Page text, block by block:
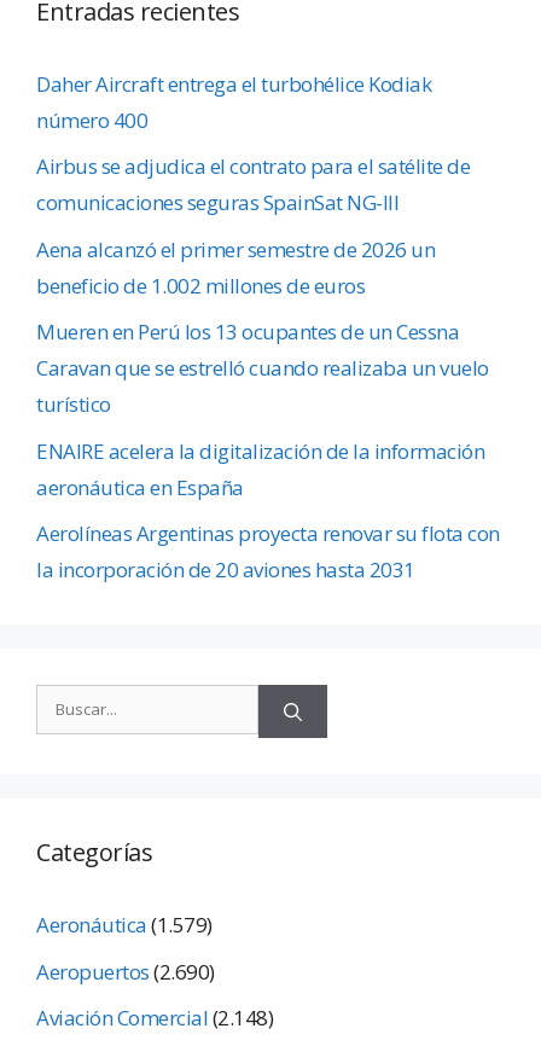
Entradas recientes
Daher Aircraft entrega el turbohélice Kodiak
número 400
Airbus se adjudica el contrato para el satélite de
comunicaciones seguras SpainSat NG-III
Aena alcanzó el primer semestre de 2026 un
beneficio de 1.002 millones de euros
Mueren en Perú los 13 ocupantes de un Cessna
Caravan que se estrelló cuando realizaba un vuelo
turístico
ENAIRE acelera la digitalización de la información
aeronáutica en España
Aerolíneas Argentinas proyecta renovar su flota con
la incorporación de 20 aviones hasta 2031
Categorías
Aeronáutica(1.579)
Aeropuertos(2.690)
Aviación Comercial(2.148)